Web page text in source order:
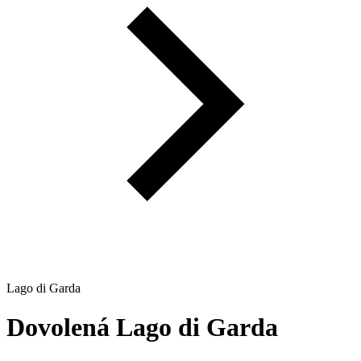
Lago di Garda
Dovolená Lago di Garda